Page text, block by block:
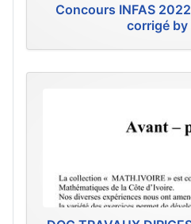
Concours INFAS
corrigé by